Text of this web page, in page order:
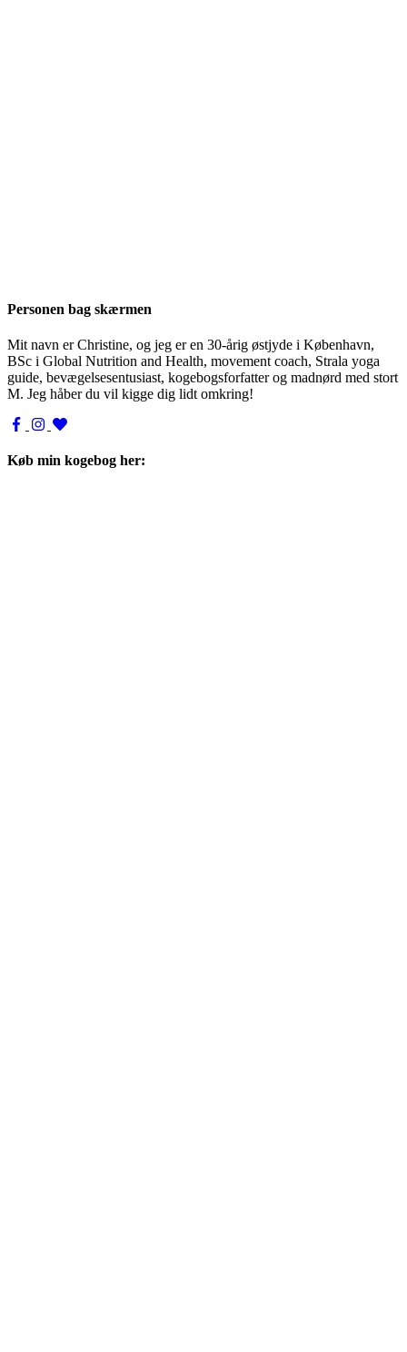
Personen bag skærmen
Mit navn er Christine, og jeg er en 30-årig østjyde i København,
BSc i Global Nutrition and Health, movement coach, Strala yoga
guide, bevægelsesentusiast, kogebogsforfatter og madnørd med stort
M. Jeg håber du vil kigge dig lidt omkring!
Køb min kogebog her: